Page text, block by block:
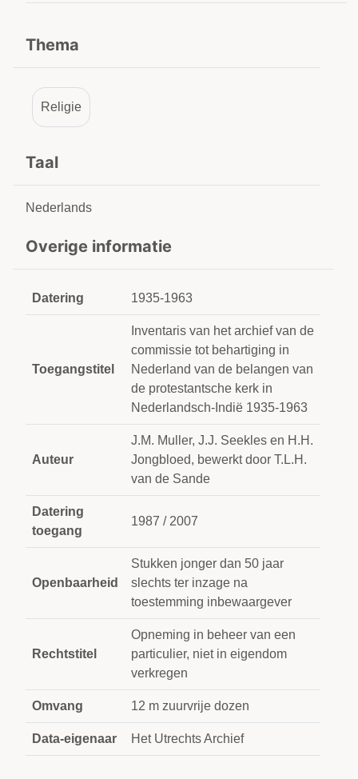
Thema
Religie
Taal
Nederlands
Overige informatie
Datering 1935-1963
Toegangstitel
Inventaris van het archief van de
commissie tot behartiging in
Nederland van de belangen van
de protestantsche kerk in
Nederlandsch-Indië 1935-1963
Auteur
J.M. Muller, J.J. Seekles en H.H.
Jongbloed, bewerkt door T.L.H.
van de Sande
Datering
toegang
1987 / 2007
Openbaarheid
Stukken jonger dan 50 jaar
slechts ter inzage na
toestemming inbewaargever
Rechtstitel
Opneming in beheer van een
particulier, niet in eigendom
verkregen
Omvang 12 m zuurvrije dozen
Data-eigenaar Het Utrechts Archief